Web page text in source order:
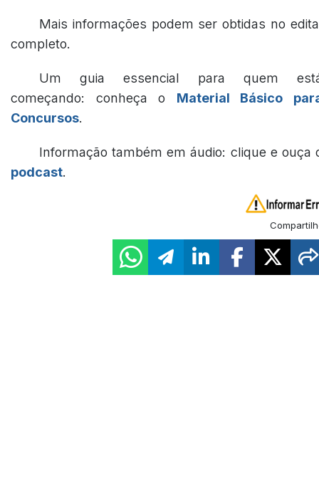
Mais informações podem ser obtidas no
completo.
Um guia essencial para quem
começando: conheça o Material Básico
Concursos.
Informação também em áudio: clique e ouça
podcast.